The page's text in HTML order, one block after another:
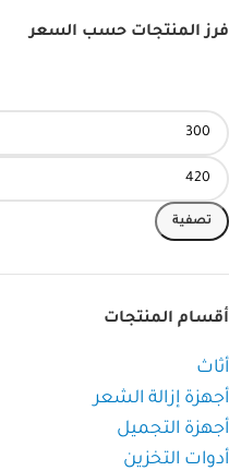
فرز المنتجات حسب السعر
تصفية
أقسام المنتجات
أثاث
أجهزة إزالة الشعر
أجهزة التجميل
أدوات التخزين